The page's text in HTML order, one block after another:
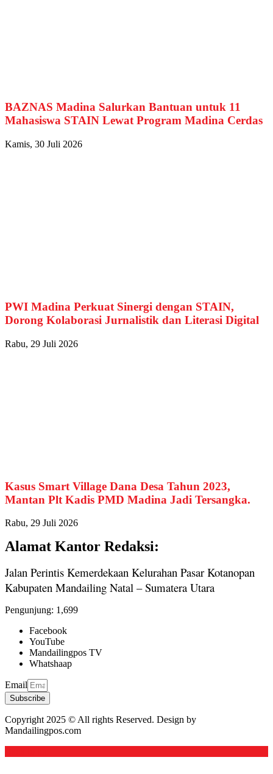
BAZNAS Madina Salurkan Bantuan untuk 11
Mahasiswa STAIN Lewat Program Madina Cerdas
Kamis, 30 Juli 2026
PWI Madina Perkuat Sinergi dengan STAIN,
Dorong Kolaborasi Jurnalistik dan Literasi Digital
Rabu, 29 Juli 2026
Kasus Smart Village Dana Desa Tahun 2023,
Mantan Plt Kadis PMD Madina Jadi Tersangka.
Rabu, 29 Juli 2026
Alamat Kantor Redaksi:
Jalan Perintis Kemerdekaan Kelurahan Pasar Kotanopan
Kabupaten Mandailing Natal – Sumatera Utara
Pengunjung: 1,699
Facebook
YouTube
Mandailingpos TV
Whatshaap
Email
Subscribe
Copyright 2025 © All rights Reserved. Design by
Mandailingpos.com